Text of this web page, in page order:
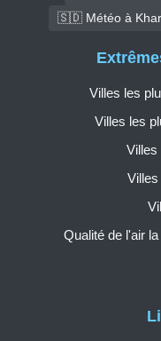
🇸🇩 Météo à
Villes les
Villes les
Villes
Qualité de l'air